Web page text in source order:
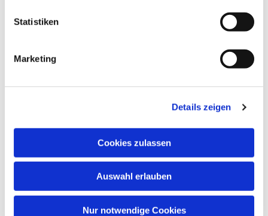
Statistiken
Marketing
Details zeigen
Cookies zulassen
Auswahl erlauben
Nur notwendige Cookies